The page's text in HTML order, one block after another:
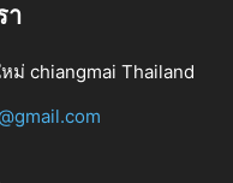
า
หม่ chiangmai Thailand